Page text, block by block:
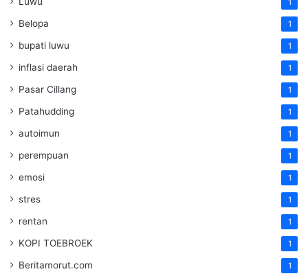
1
Belopa 1
bupati luwu 1
inflasi daerah 1
Pasar Cillang 1
Patahudding 1
autoimun 1
perempuan 1
emosi 1
stres 1
rentan 1
KOPI TOEBROEK 1
Beritamorut.com 1